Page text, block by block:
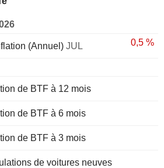
(Annuel) JUL 0,5 %
de BTF à 12 mois
de BTF à 6 mois
de BTF à 3 mois
de voitures neuves